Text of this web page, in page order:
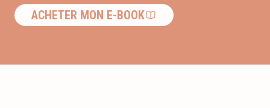
ACHETER MON E-BOOK